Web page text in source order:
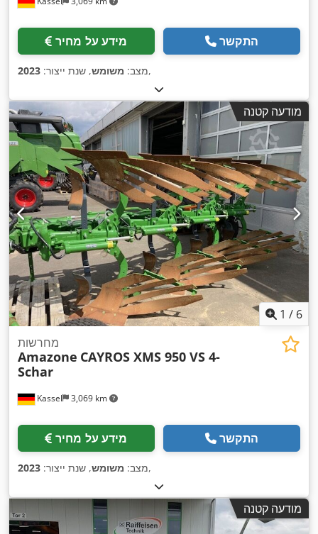
מידע על מחיר התקשר
מצב: משומש, שנת ייצור: 2023 ,
מודעה קטנה
1 / 6
Kassel 3,069 km
מחרשות
Amazone CAYROS XMS 950 VS 4-
Schar
מידע על מחיר התקשר
מצב: משומש, שנת ייצור: 2023 ,
מודעה קטנה